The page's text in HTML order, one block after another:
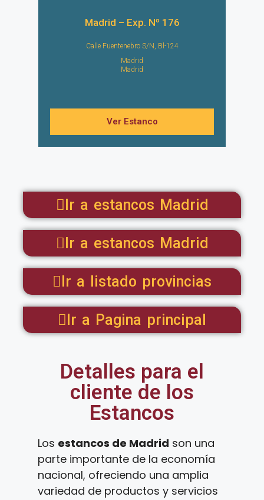
Madrid – Exp. Nº 176
Calle Fuentenebro S/N, Bl-124
Madrid
Madrid
Ver Estanco
Ir a estancos Madrid
Ir a estancos Madrid
Ir a listado provincias
Ir a Pagina principal
Detalles para el
cliente de los
Estancos
Los estancos de Madrid son una
parte importante de la economía
nacional, ofreciendo una amplia
variedad de productos y servicios